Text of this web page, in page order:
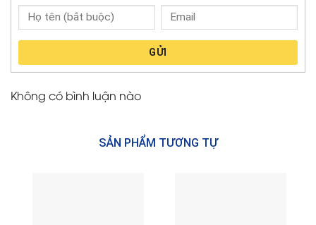
GỬI
Không có bình luận nào
SẢN PHẨM TƯƠNG TỰ